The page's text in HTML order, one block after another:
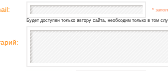
*
Будет доступен только автору сайта, необходим только в том